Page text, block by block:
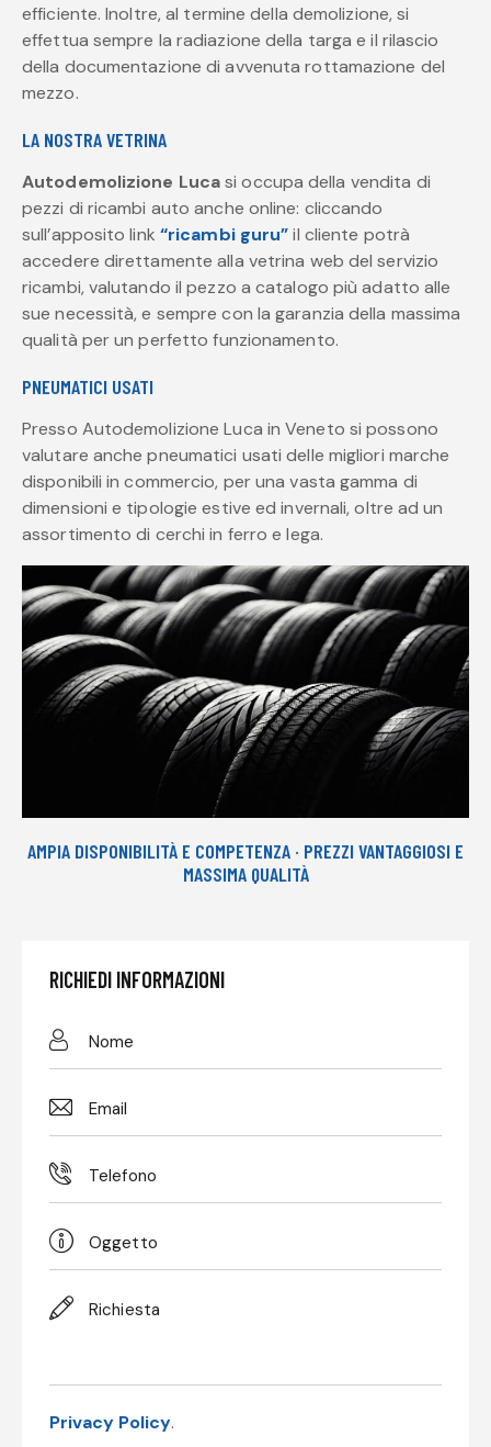
efficiente. Inoltre, al termine della demolizione, si
effettua sempre la radiazione della targa e il rilascio
della documentazione di avvenuta rottamazione del
mezzo.
LA NOSTRA VETRINA
Autodemolizione Lucasi occupa della vendita di
pezzi di ricambi auto anche online: cliccando
sull’apposito link “ricambi guru” il cliente potrà
accedere direttamente alla vetrina web del servizio
ricambi, valutando il pezzo a catalogo più adatto alle
sue necessità, e sempre con la garanzia della massima
qualità per un perfetto funzionamento.
PNEUMATICI USATI
Presso Autodemolizione Luca in Veneto si possono
valutare anche pneumatici usati delle migliori marche
disponibili in commercio, per una vasta gamma di
dimensioni e tipologie estive ed invernali, oltre ad un
assortimento di cerchi in ferro e lega.
AMPIA DISPONIBILITÀ E COMPETENZA · PREZZI VANTAGGIOSI E
MASSIMA QUALITÀ
RICHIEDI INFORMAZIONI
Privacy Policy.